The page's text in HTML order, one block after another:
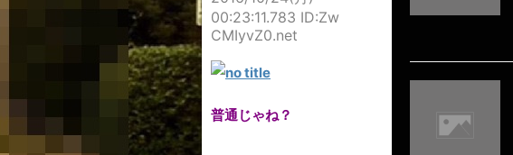
00:23:11.783 ID:Zw
CMIyvZ0.net
普通じゃね？